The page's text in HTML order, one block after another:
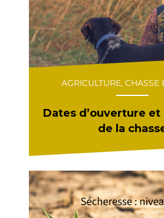
AGRICULTURE, CHASSE
Dates d’ouverture
de la